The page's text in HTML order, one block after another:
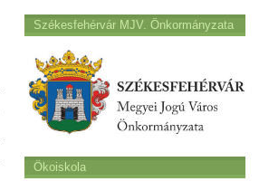
Székesfehérvár MJV. Önkormányzata
Ökoiskola